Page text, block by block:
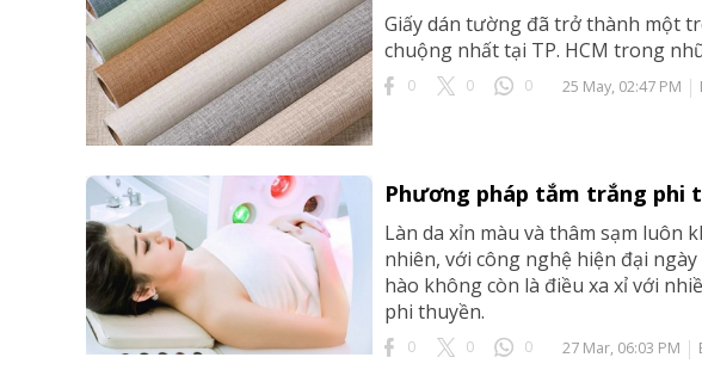
Giấy dán tường đã trở thành một
chuộng nhất tại TP. HCM trong
0 0 0 25 May, 02:47 PM
Phương pháp tắm trắng phi
Làn da xỉn màu và thâm sạm luôn
nhiên, với công nghệ hiện đại
hào không còn là điều xa xỉ với
phi thuyền.
0 0 0 27 Mar, 06:03 PM